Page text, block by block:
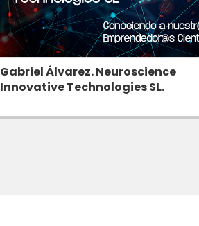
Gabriel Álvarez. Neuroscience
Innovative Technologies SL.